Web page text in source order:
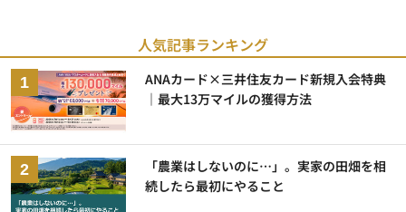
人気記事ランキング
ANAカード×三井住友カード新規入会特典
｜最大13万マイルの獲得方法
「農業はしないのに…」。実家の田畑を相
続したら最初にやること